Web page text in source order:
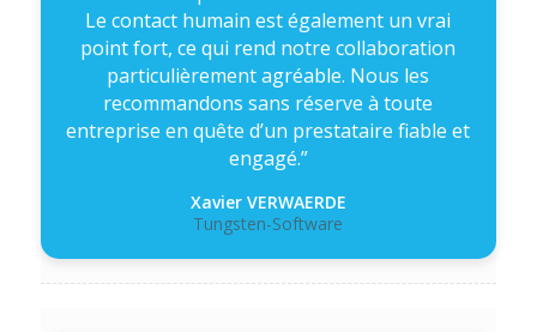
Le contact humain est également un vrai
point fort, ce qui rend notre collaboration
particulièrement agréable. Nous les
recommandons sans réserve à toute
entreprise en quête d’un prestataire fiable et
engagé.”
Xavier VERWAERDE
Tungsten-Software